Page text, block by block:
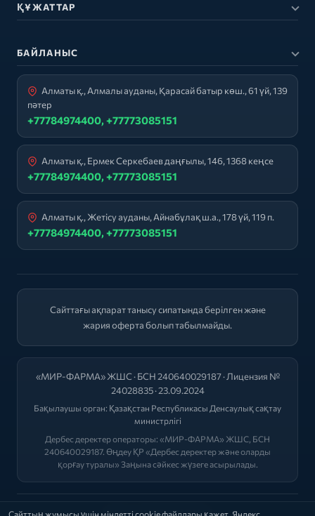
Сайттың жұмысы үшін міндетті cookie файлдары қажет. Яндекс
ҚҰЖАТТАР
БАЙЛАНЫС
Алматы қ., Алмалы ауданы, Қарасай батыр көш., 61 үй, 139
пәтер
+77784974400, +77773085151
Алматы қ., Ермек Серкебаев даңғылы, 146, 1368 кеңсе
+77784974400, +77773085151
Алматы қ., Жетісу ауданы, Айнабұлақ ш.а., 178 үй, 119 п.
+77784974400, +77773085151
Сайттағы ақпарат танысу сипатында берілген және
жария оферта болып табылмайды.
«МИР-ФАРМА» ЖШС · БСН 240640029187 · Лицензия №
24028835 · 23.09.2024
Бақылаушы орган: Қазақстан Республикасы Денсаулық сақтау
министрлігі
Дербес деректер операторы: «МИР-ФАРМА» ЖШС, БСН
240640029187. Өңдеу ҚР «Дербес деректер және оларды
қорғау туралы» Заңына сәйкес жүзеге асырылады.
2026 © "МИР-ФАРМА"